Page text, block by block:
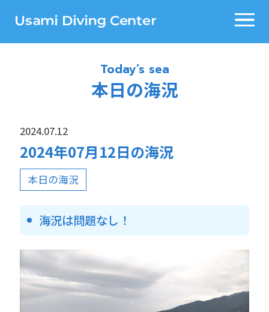
Today’s sea
本日の海況
2024.07.12
2024年07月12日の海況
本日の海況
海況は問題なし！